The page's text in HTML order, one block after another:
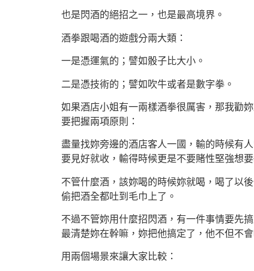
也是閃酒的絕招之一，也是最高境界。
酒拳跟喝酒的遊戲分兩大類：
一是憑運氣的；譬如骰子比大小。
二是憑技術的；譬如吹牛或者是數字拳。
如果酒店小姐有一兩樣酒拳很厲害，那我勸
要把握兩項原則：
盡量找妳旁邊的酒店客人一國，輸的時候有
要見好就收，輸得時候更是不要賭性堅強想
不管什麼酒，該妳喝的時候妳就喝，喝了以
偷把酒全都吐到毛巾上了。
不過不管妳用什麼招閃酒，有一件事情要先
最清楚妳在幹嘛，妳把他搞定了，他不但不
用兩個場景來讓大家比較：